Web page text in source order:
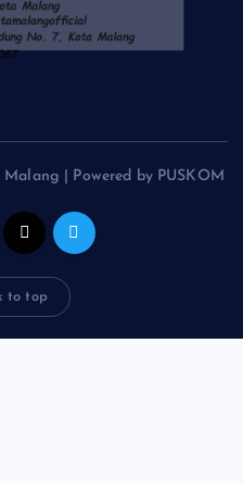
| Powered by PUSKOM
to top